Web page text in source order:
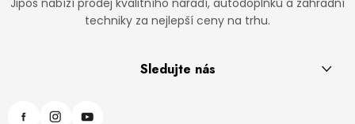
Jipos nabízí prodej kvalitního nářadí, autodoplňků a zahradní
techniky za nejlepší ceny na trhu.
Sledujte nás